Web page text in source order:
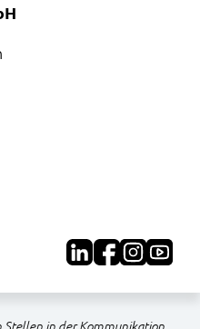
in der Kommunikation